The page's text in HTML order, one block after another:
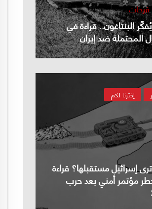
فرحات
البنتاغون.. قراءة في
المحتملة ضد إيران
إخترنا لكم
إسرائيل مستقبلها؟ قراءة
مؤتمر أمني بعد حرب